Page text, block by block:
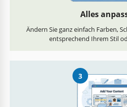
Alles
Ändern Sie ganz einfach Farben,
entsprechend Ihrem Stil
3